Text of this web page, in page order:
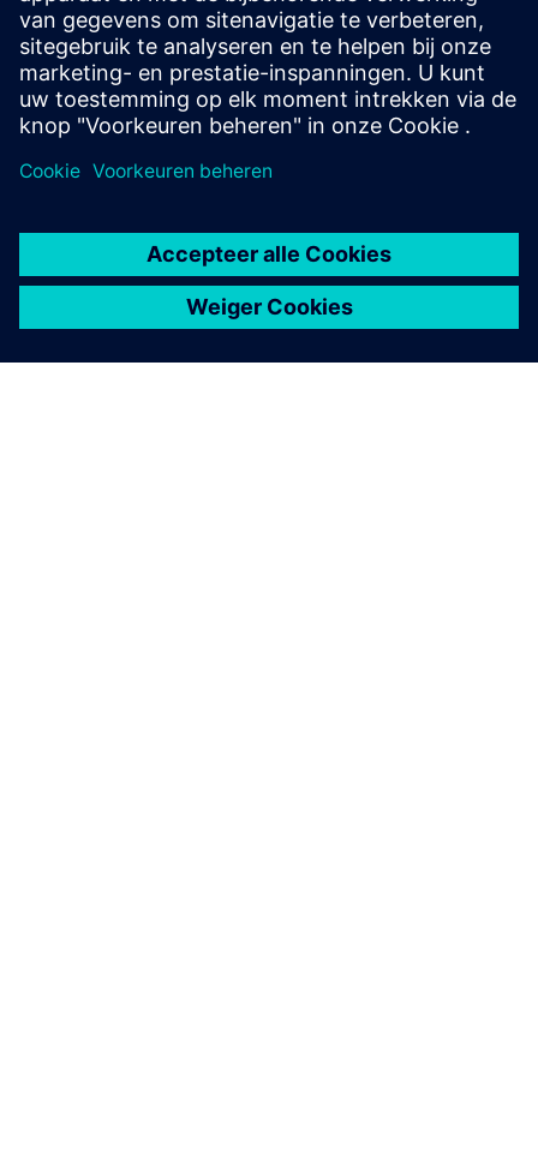
Vereisten
Geen